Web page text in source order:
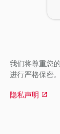
我们将尊重您
进行严格保密。
隐私声明